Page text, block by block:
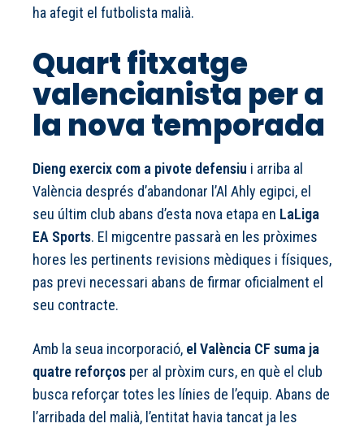
ha afegit el futbolista malià.
Quart fitxatge
valencianista per a
la nova temporada
Dieng exercix com a pivote defensiu i arriba al
València després d’abandonar l’Al Ahly egipci, el
seu últim club abans d’esta nova etapa en LaLiga
EA Sports. El migcentre passarà en les pròximes
hores les pertinents revisions mèdiques i físiques,
pas previ necessari abans de firmar oficialment el
seu contracte.
Amb la seua incorporació, el València CF suma ja
quatre reforços per al pròxim curs, en què el club
busca reforçar totes les línies de l’equip. Abans de
l’arribada del malià, l’entitat havia tancat ja les